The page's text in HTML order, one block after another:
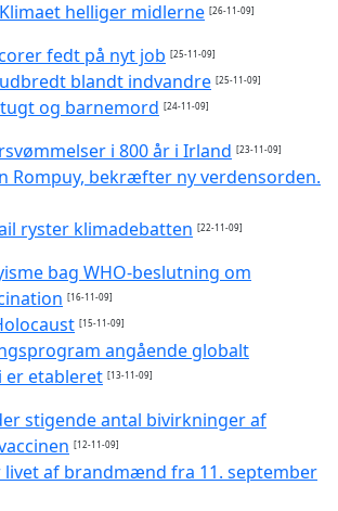
helliger midlerne [26-11-09]
fedt på nyt job [25-11-09]
blandt indvandre [25-11-09]
og barnemord [24-11-09]
i 800 år i Irland [23-11-09]
Rompuy, bekræfter ny verdensorden.
ryster klimadebatten [22-11-09]
bag WHO-beslutning om
[16-11-09]
[15-11-09]
angående globalt
er etableret [13-11-09]
stigende antal bivirkninger af
[12-11-09]
af brandmænd fra 11. september